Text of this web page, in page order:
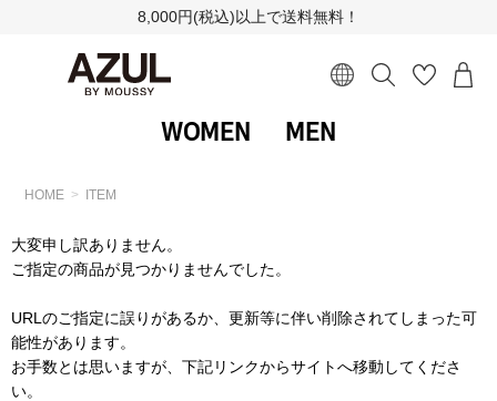
8,000円(税込)以上で送料無料！
WOMEN MEN
HOME ITEM
大変申し訳ありません。
ご指定の商品が見つかりませんでした。
URLのご指定に誤りがあるか、更新等に伴い削除されてしまった可
能性があります。
お手数とは思いますが、下記リンクからサイトへ移動してくださ
い。